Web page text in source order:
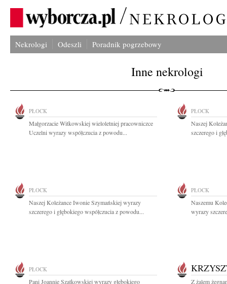
Nekrologi Odeszli Poradnik pogrzebowy
Inne nekrologi
PŁOCK
Małgorzacie Witkowskiej wieloletniej pracowniczce
Uczelni wyrazy współczucia z powodu...
PŁOCK
Naszej
szczerego i
PŁOCK
Naszej Koleżance Iwonie Szymańskiej wyrazy
szczerego i głębokiego współczucia z powodu...
PŁOCK
Naszemu
wyrazy
PŁOCK
Pani Joannie Szatkowskiej wyrazy głębokiego
Z żalem